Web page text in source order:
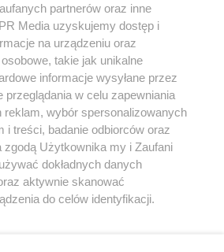
w serwisie nie może być powielany i
rozpowszechniany w jakikolwiek sposób (w
mechaniczny) na jakimkolwiek polu
formie, włącznie z umieszczaniem w
właściciela praw. Jakiekolwiek użycie lub
lub w części z naruszeniem prawa,
jest zabronione pod groźbą kary i może być
partnerów oraz inne
Media uzyskujemy dostęp i
na urządzeniu oraz
takie jak unikalne
informacje wysyłane przez
przeglądania w celu zapewniania
reklam, wybór spersonalizowanych
i treści, badanie odbiorców oraz
zgodą Użytkownika my i Zaufani
dokładnych danych
aktywnie skanować
do celów identyfikacji.